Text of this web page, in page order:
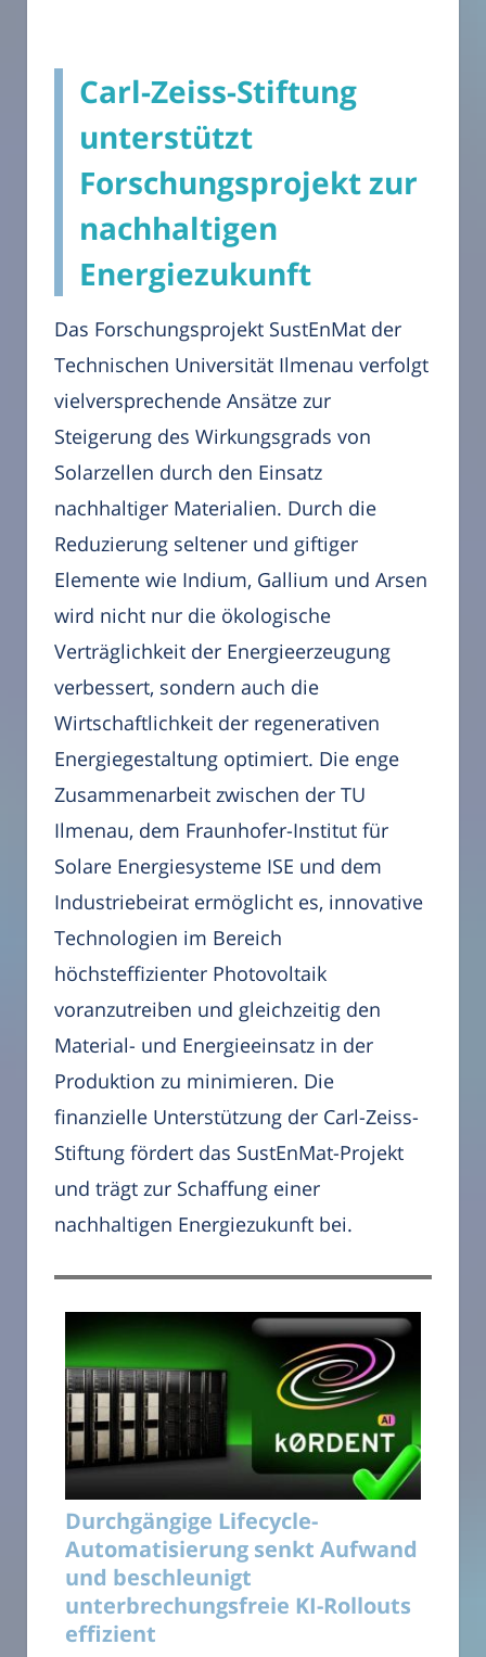
Carl-Zeiss-Stiftung
unterstützt
Forschungsprojekt zur
nachhaltigen
Energiezukunft
Das Forschungsprojekt SustEnMat der
Technischen Universität Ilmenau verfolgt
vielversprechende Ansätze zur
Steigerung des Wirkungsgrads von
Solarzellen durch den Einsatz
nachhaltiger Materialien. Durch die
Reduzierung seltener und giftiger
Elemente wie Indium, Gallium und Arsen
wird nicht nur die ökologische
Verträglichkeit der Energieerzeugung
verbessert, sondern auch die
Wirtschaftlichkeit der regenerativen
Energiegestaltung optimiert. Die enge
Zusammenarbeit zwischen der TU
Ilmenau, dem Fraunhofer-Institut für
Solare Energiesysteme ISE und dem
Industriebeirat ermöglicht es, innovative
Technologien im Bereich
höchsteffizienter Photovoltaik
voranzutreiben und gleichzeitig den
Material- und Energieeinsatz in der
Produktion zu minimieren. Die
finanzielle Unterstützung der Carl-Zeiss-
Stiftung fördert das SustEnMat-Projekt
und trägt zur Schaffung einer
nachhaltigen Energiezukunft bei.
Durchgängige Lifecycle-
Automatisierung senkt Aufwand
und beschleunigt
unterbrechungsfreie KI-Rollouts
effizient